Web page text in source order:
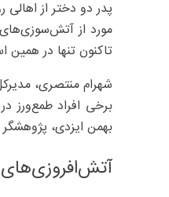
تاکنون تنها در همین استان ۱۷فقره آتش‌سوزی در عرصه‌های طبیعی رخ داده و حدود ۱۲۸هکتار را
شهرام منتصری،
برخی افراد
بهمن ایزدی،
آتش‌افروزی‌های